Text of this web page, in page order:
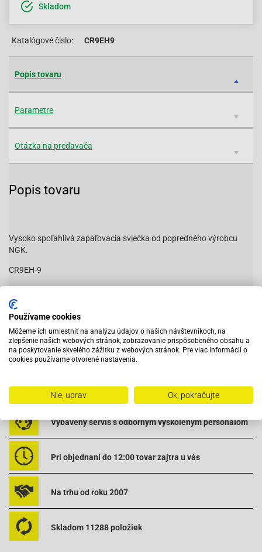
Skladom
Katalógové čislo: CR9EH9
Popis tovaru
Parametre
Otázka na predavača
Popis tovaru
Vysoko spoľahlivá zapaľovacia sviečka od popredného výrobcu
NGK.
CR9EH-9
Výška závitu:
Priemer klúča:
16mm
Vybavený servis s odborným vyškoleným personálom
Pri objednaní do 12:00 tovar zajtra u vás
Na trhu od roku 2007
Skladom 11288 položiek
Používame cookies
Môžeme ich umiestniť na analýzu údajov o našich návštevníkoch, na
zlepšenie našich webových stránok, zobrazovanie prispôsobeného obsahu a
na poskytovanie skvelého zážitku z webových stránok. Pre viac informácií o
cookies používame otvorené nastavenia.
Nie, uprav Ok, pokračujte